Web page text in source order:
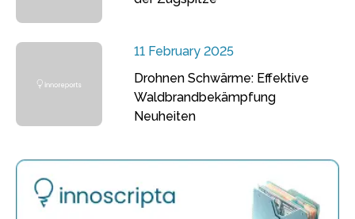
11 February 2025
Drohnen Schwärme: Effektive
Waldbrandbekämpfung
Neuheiten